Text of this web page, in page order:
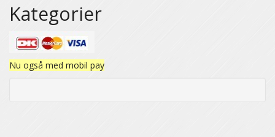
Kategorier
Nu også med mobil pay